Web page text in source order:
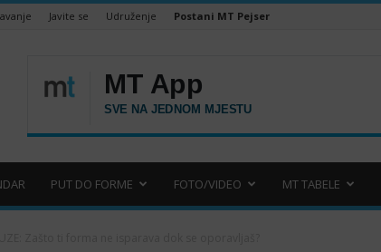
Javite se Udruženje Postani MT Pejser
PUT DO FORME FOTO/VIDEO MT TABELE